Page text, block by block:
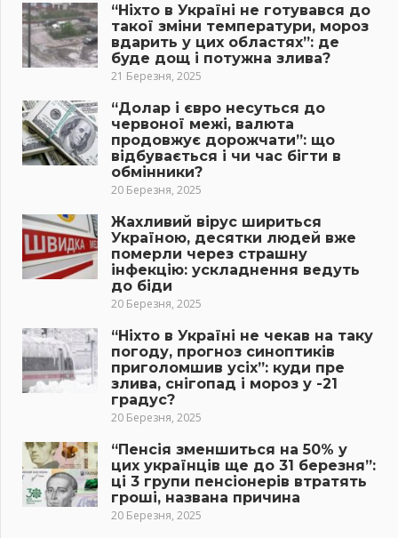
“Ніхто в Україні не готувався до
такої зміни температури, мороз
вдарить у цих областях”: де
буде дощ і потужна злива?
21 Березня, 2025
“Долар і євро несуться до
червоної межі, валюта
продовжує дорожчати”: що
відбувається і чи час бігти в
обмінники?
20 Березня, 2025
Жахливий вірус шириться
Україною, десятки людей вже
померли через страшну
інфекцію: ускладнення ведуть
до біди
20 Березня, 2025
“Ніхто в Україні не чекав на таку
погоду, прогноз синоптиків
приголомшив усіх”: куди пре
злива, снігопад і мороз у -21
градус?
20 Березня, 2025
“Пенсія зменшиться на 50% у
цих українців ще до 31 березня”:
ці 3 групи пенсіонерів втратять
гроші, названа причина
20 Березня, 2025